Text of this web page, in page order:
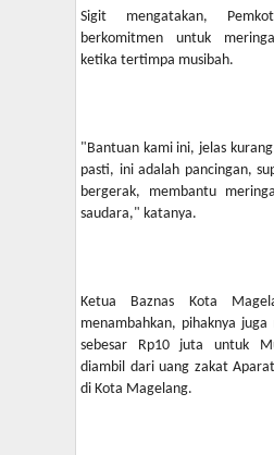
Sigit mengatakan,
berkomitmen untuk
ketika tertimpa musibah.
"Bantuan kami ini, jelas
pasti, ini adalah pancingan,
bergerak, membantu
saudara," katanya.
Ketua Baznas Kota
menambahkan, pihaknya
sebesar Rp10 juta untuk
diambil dari uang zakat
di Kota Magelang.